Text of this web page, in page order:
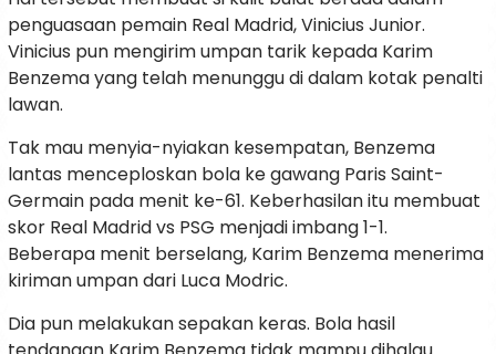
penguasaan pemain Real Madrid, Vinicius Junior.
Vinicius pun mengirim umpan tarik kepada Karim
Benzema yang telah menunggu di dalam kotak penalti
lawan.
Tak mau menyia-nyiakan kesempatan, Benzema
lantas menceploskan bola ke gawang Paris Saint-
Germain pada menit ke-61. Keberhasilan itu membuat
skor Real Madrid vs PSG menjadi imbang 1-1.
Beberapa menit berselang, Karim Benzema menerima
kiriman umpan dari Luca Modric.
Dia pun melakukan sepakan keras. Bola hasil